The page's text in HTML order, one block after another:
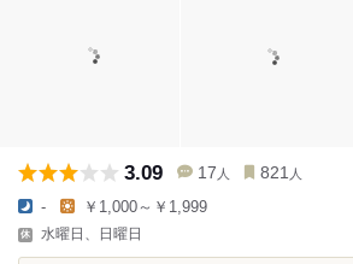
3.09 17 人 821 人
- ￥1,000～￥1,999
水曜日、日曜日